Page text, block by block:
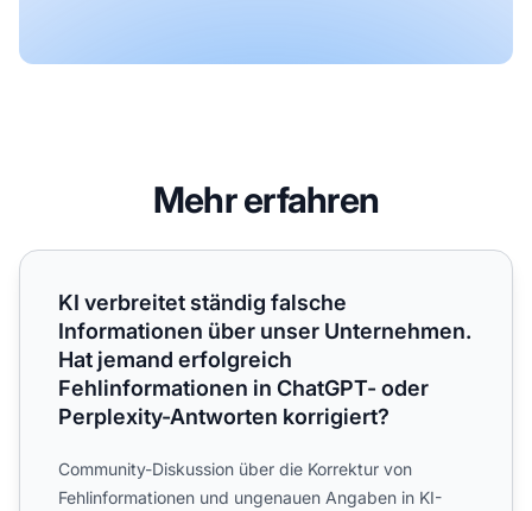
Mehr erfahren
KI verbreitet ständig falsche Informationen über unser
KI verbreitet ständig falsche
Informationen über unser Unternehmen.
Hat jemand erfolgreich
Fehlinformationen in ChatGPT- oder
Perplexity-Antworten korrigiert?
Community-Diskussion über die Korrektur von
Fehlinformationen und ungenauen Angaben in KI-